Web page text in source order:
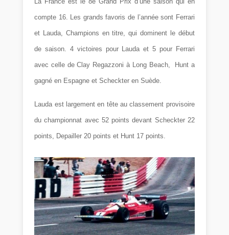
compte 16. Les grands favoris de l’année sont Ferrari
et Lauda, Champions en titre, qui dominent le début
de saison. 4 victoires pour Lauda et 5 pour Ferrari
avec celle de Clay Regazzoni à Long Beach, Hunt a
gagné en Espagne et Scheckter en Suède.
Lauda est largement en tête au classement provisoire
du championnat avec 52 points devant Scheckter 22
points, Depailler 20 points et Hunt 17 points.